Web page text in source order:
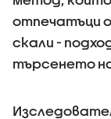
отпечатъци
скали -
търсенето